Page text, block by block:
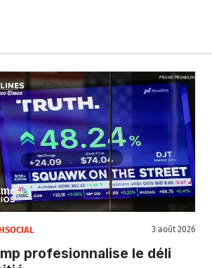
3 août 2026
profesionnalise le déli